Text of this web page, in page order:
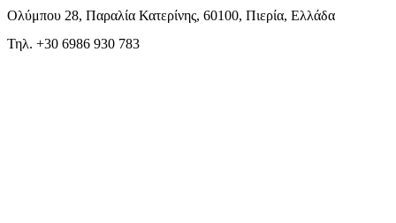
Ολύμπου 28, Παραλία Κατερίνης, 60100, Πιερία, Ελλάδα
Τηλ. +30 6986 930 783